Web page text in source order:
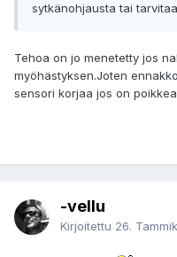
sytkänohjausta tai
Tehoa on jo menetetty jos
myöhästyksen.Joten
sensori korjaa jos on
-vellu
Kirjoitettu 26.